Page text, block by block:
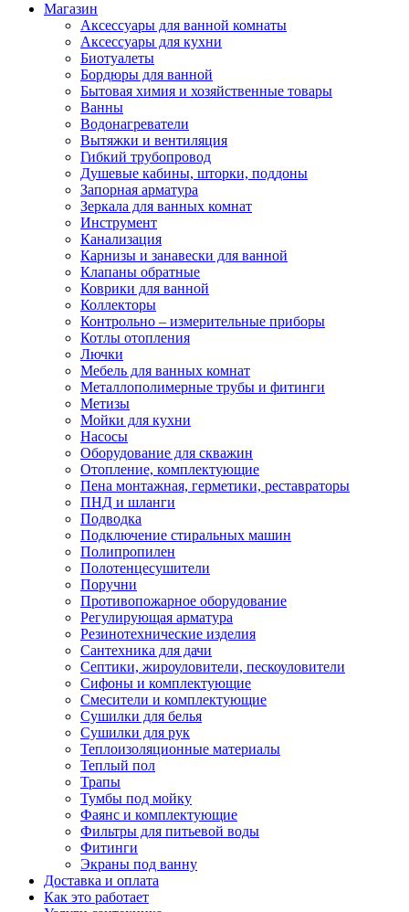
Магазин
Аксессуары для ванной комнаты
Аксессуары для кухни
Биотуалеты
Бордюры для ванной
Бытовая химия и хозяйственные товары
Ванны
Водонагреватели
Вытяжки и вентиляция
Гибкий трубопровод
Душевые кабины, шторки, поддоны
Запорная арматура
Зеркала для ванных комнат
Инструмент
Канализация
Карнизы и занавески для ванной
Клапаны обратные
Коврики для ванной
Коллекторы
Контрольно – измерительные приборы
Котлы отопления
Лючки
Мебель для ванных комнат
Металлополимерные трубы и фитинги
Метизы
Мойки для кухни
Насосы
Оборудование для скважин
Отопление, комплектующие
Пена монтажная, герметики, реставраторы
ПНД и шланги
Подводка
Подключение стиральных машин
Полипропилен
Полотенцесушители
Поручни
Противопожарное оборудование
Регулирующая арматура
Резинотехнические изделия
Сантехника для дачи
Септики, жироуловители, пескоуловители
Сифоны и комплектующие
Смесители и комплектующие
Сушилки для белья
Сушилки для рук
Теплоизоляционные материалы
Теплый пол
Трапы
Тумбы под мойку
Фаянс и комплектующие
Фильтры для питьевой воды
Фитинги
Экраны под ванну
Доставка и оплата
Как это работает